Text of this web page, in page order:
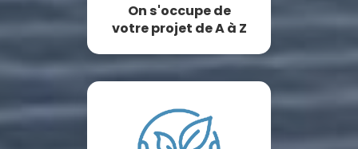
On s'occupe de
votre projet de A à Z